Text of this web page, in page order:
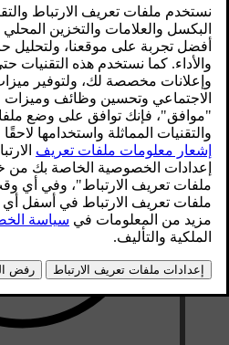
محدّث ٢٥‏/٠٤‏/٢٠٢٤